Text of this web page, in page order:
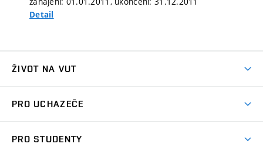
Detail
ŽIVOT NA VUT
Koleje
PRO UCHAZEČE
PRO STUDENTY